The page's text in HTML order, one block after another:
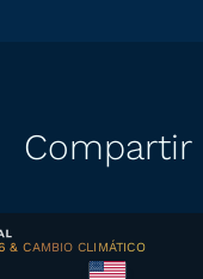
Compartir
& CAMBIO CLIMÁTICO